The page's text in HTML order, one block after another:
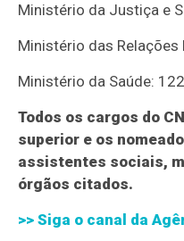
Ministério da Justiça e
Ministério das
Ministério da Saúde:
Todos os cargos do
superior e os
assistentes sociais,
órgãos citados.
>> Siga o canal da